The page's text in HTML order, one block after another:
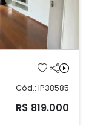
Cód.: IP38585
R$ 819.000